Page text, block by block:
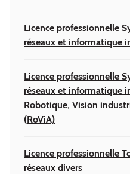
Licence professionnelle
réseaux et informatique
Licence professionnelle
réseaux et informatique
Robotique, Vision
(RoViA)
Licence professionnelle
réseaux divers